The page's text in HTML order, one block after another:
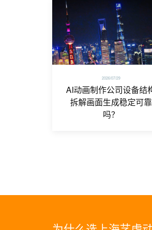
2026/07/29
AI动画制作公司设备结
拆解画面生成稳定可靠
吗？